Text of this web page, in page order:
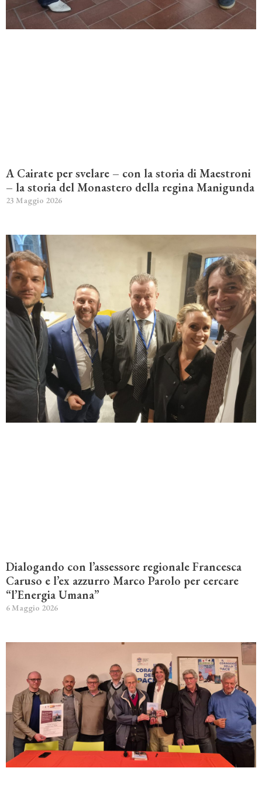
A Cairate per svelare – con la storia di Maestroni
– la storia del Monastero della regina Manigunda
23 Maggio 2026
Dialogando con l’assessore regionale Francesca
Caruso e l’ex azzurro Marco Parolo per cercare
“l’Energia Umana”
6 Maggio 2026